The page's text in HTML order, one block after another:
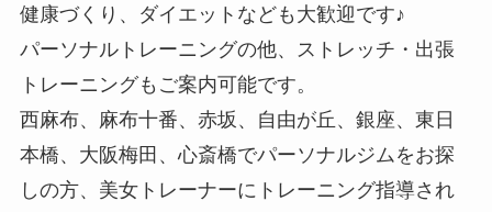
健康づくり、ダイエットなども大歓迎です♪
パーソナルトレーニングの他、ストレッチ・出張
トレーニングもご案内可能です。
西麻布、麻布十番、赤坂、自由が丘、銀座、東日
本橋、大阪梅田、心斎橋でパーソナルジムをお探
しの方、美女トレーナーにトレーニング指導され